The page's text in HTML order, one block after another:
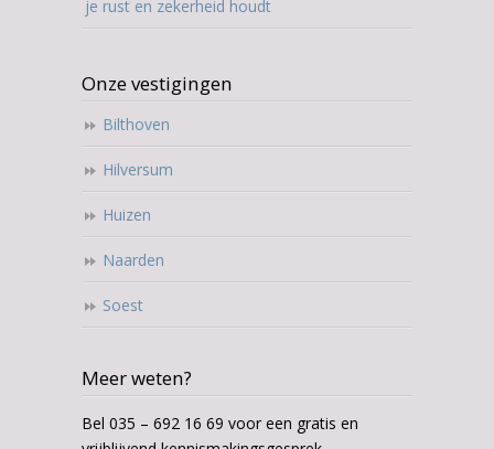
je rust en zekerheid houdt
Onze vestigingen
Bilthoven
Hilversum
Huizen
Naarden
Soest
Meer weten?
Bel 035 – 692 16 69 voor een gratis en